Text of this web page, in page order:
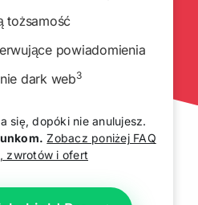
tożsamość
powiadomienia
dark web3
się, dopóki nie anulujesz.
Zobacz poniżej FAQ
zwrotów i ofert